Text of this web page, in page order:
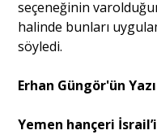
seçeneğinin
halinde bunları
söyledi.
Erhan Güngör'ün
Yemen hançeri